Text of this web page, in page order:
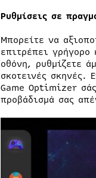
Ρυθμίσεις σε
Μπορείτε να
επιτρέπει
οθόνη, ρυθμίζετε
σκοτεινές σκηνές.
Game Optimizer
προβάδισμά σας